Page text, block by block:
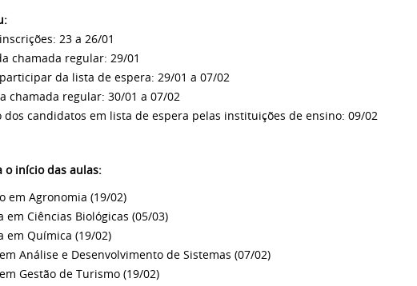
23 a 26/01
chamada regular: 29/01
da lista de espera: 29/01 a 07/02
chamada regular: 30/01 a 07/02
dos candidatos em lista de espera pelas instituições de ensino: 09/02
o início das aulas:
em Agronomia (19/02)
em Ciências Biológicas (05/03)
em Química (19/02)
Análise e Desenvolvimento de Sistemas (07/02)
Gestão de Turismo (19/02)